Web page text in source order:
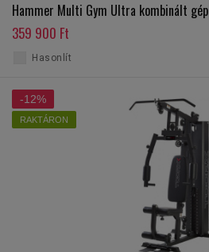
Hammer Multi Gym Ultra kombinált gép
359 900 Ft
Hasonlít
-12%
RAKTÁRON